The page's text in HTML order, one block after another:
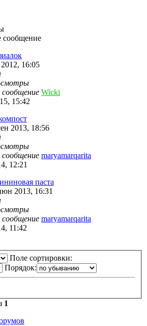
сообщение
16:05
сообщение Wicki
15:42
2013, 18:56
сообщение maryamarqarita
12:21
паста
2013, 16:31
сообщение maryamarqarita
11:42
Поле сортировки:
Порядок:
1